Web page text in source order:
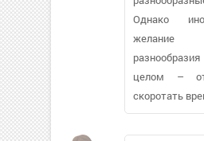
Однако
целом –
скоротать